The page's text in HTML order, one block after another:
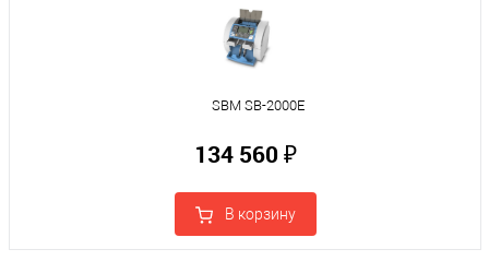
SBM SB-2000Е
134 560 ₽
В корзину